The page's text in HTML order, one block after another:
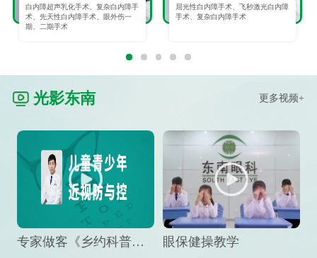
白内障超声乳化手术、复杂白内障手
术、先天性白内障手术、眼外伤一
期、二期手术
屈光性白内障手术、飞秒激光白内障
手术、复杂白内障手术
光影东南 更多视频+
专家做客《乡约科普》栏目，预防孩子近视竟然这么“简单” 眼保健操教学